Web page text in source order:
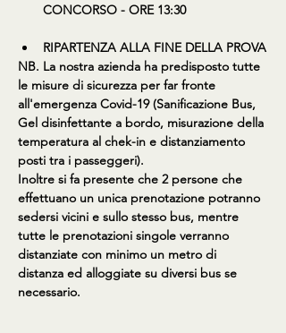
CONCORSO - ORE 13:30
RIPARTENZA ALLA FINE DELLA PROVA
NB. La nostra azienda ha predisposto tutte
le misure di sicurezza per far fronte
all'emergenza Covid-19 (Sanificazione Bus,
Gel disinfettante a bordo, misurazione della
temperatura al chek-in e distanziamento
posti tra i passeggeri).
Inoltre si fa presente che 2 persone che
effettuano un unica prenotazione potranno
sedersi vicini e sullo stesso bus, mentre
tutte le prenotazioni singole verranno
distanziate con minimo un metro di
distanza ed alloggiate su diversi bus se
necessario.